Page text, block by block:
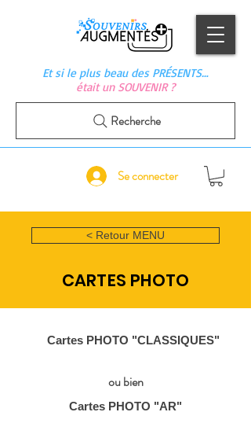
Et si le plus beau des PRÉSENTS…
était un SOUVENIR ?
Se connecter
Recherche
< Retour MENU
CARTES PHOTO
Cartes PHOTO "CLASSIQUES"
ou bien
Cartes PHOTO "AR"